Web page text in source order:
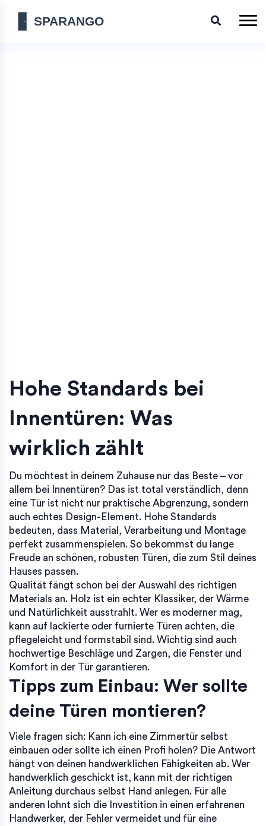
Hohe Standards bei
Innentüren: Was
wirklich zählt
Du möchtest in deinem Zuhause nur das Beste – vor
allem bei Innentüren? Das ist total verständlich, denn
eine Tür ist nicht nur praktische Abgrenzung, sondern
auch echtes Design-Element. Hohe Standards
bedeuten, dass Material, Verarbeitung und Montage
perfekt zusammenspielen. So bekommst du lange
Freude an schönen, robusten Türen, die zum Stil deines
Hauses passen.
Qualität fängt schon bei der Auswahl des richtigen
Materials an. Holz ist ein echter Klassiker, der Wärme
und Natürlichkeit ausstrahlt. Wer es moderner mag,
kann auf lackierte oder furnierte Türen achten, die
pflegeleicht und formstabil sind. Wichtig sind auch
hochwertige Beschläge und Zargen, die Fenster und
Komfort in der Tür garantieren.
Tipps zum Einbau: Wer sollte
deine Türen montieren?
Viele fragen sich: Kann ich eine Zimmertür selbst
einbauen oder sollte ich einen Profi holen? Die Antwort
hängt von deinen handwerklichen Fähigkeiten ab. Wer
handwerklich geschickt ist, kann mit der richtigen
Anleitung durchaus selbst Hand anlegen. Für alle
anderen lohnt sich die Investition in einen erfahrenen
Handwerker, der Fehler vermeidet und für eine